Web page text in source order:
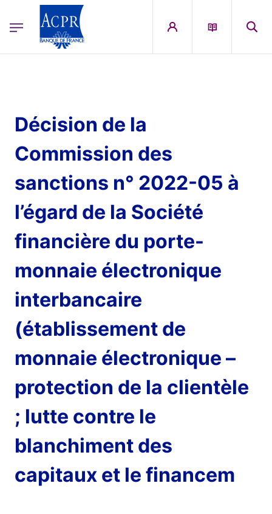
ACPR Menu Principal (French)
Décision de la
Commission des
sanctions n° 2022-05 à
l’égard de la Société
financière du porte-
monnaie électronique
interbancaire
(établissement de
monnaie électronique –
protection de la clientèle
; lutte contre le
blanchiment des
capitaux et le financem